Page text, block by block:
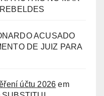
ACUSADO
DE JUIZ PARA
účtu 2026 em